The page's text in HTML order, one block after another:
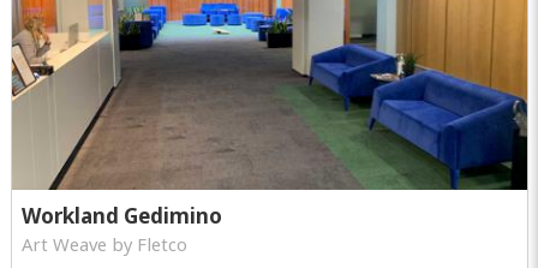
Workland Gedimino
Art Weave by Fletco